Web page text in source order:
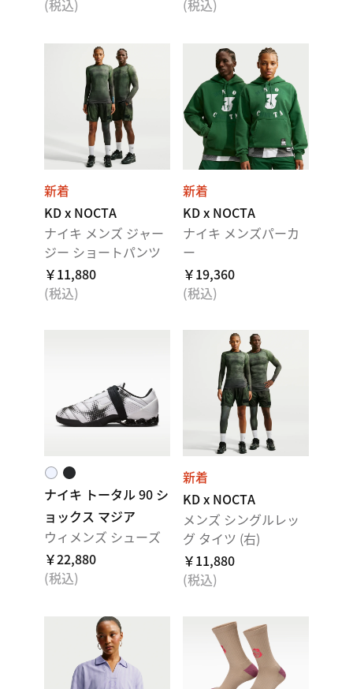
(税込) (税込)
新着
KD x NOCTA
ナイキ メンズ ジャー
ジー ショートパンツ
￥11,880
(税込)
新着
KD x NOCTA
ナイキ メンズパーカ
ー
￥19,360
(税込)
ナイキ トータル 90 シ
ョックス マジア
ウィメンズ シューズ
￥22,880
(税込)
新着
KD x NOCTA
メンズ シングルレッ
グ タイツ (右)
￥11,880
(税込)